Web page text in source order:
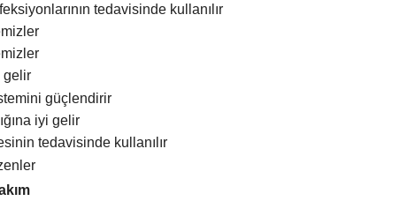
tedavisinde kullanılır
gelir
güçlendirir
iyi gelir
tedavisinde kullanılır